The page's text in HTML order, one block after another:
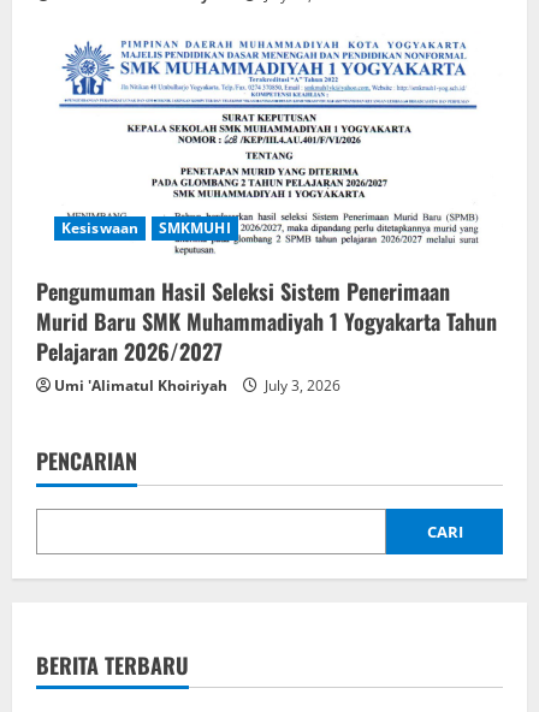
Kesiswaan SMKMUHI
Pengumuman Hasil Seleksi Sistem Penerimaan
Murid Baru SMK Muhammadiyah 1 Yogyakarta Tahun
Pelajaran 2026/2027
Umi 'Alimatul Khoiriyah July 3, 2026
PENCARIAN
CARI
BERITA TERBARU